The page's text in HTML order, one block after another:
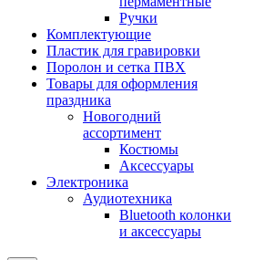
Ручки
Комплектующие
Пластик для гравировки
Поролон и сетка ПВХ
Товары для оформления
праздника
Новогодний
ассортимент
Костюмы
Аксессуары
Электроника
Аудиотехника
Bluetooth колонки
и аксессуары